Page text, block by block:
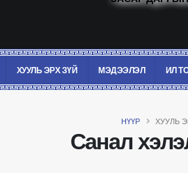
ХУУЛЬ ЭРХ ЗҮЙ МЭДЭЭЛЭЛ ИЛ
НҮҮР ХУУЛЬ
Санал